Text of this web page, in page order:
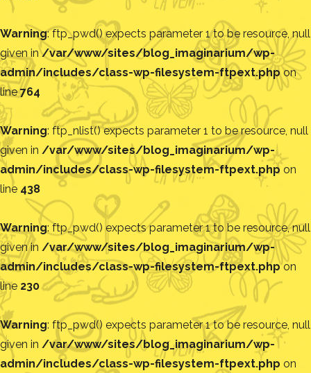
Warning: ftp_pwd() expects parameter 1 to be resource, null
given in/var/www/sites/blog_imaginarium/wp-
admin/includes/class-wp-filesystem-ftpext.phpon
line764
Warning: ftp_nlist() expects parameter 1 to be resource, null
given in /var/www/sites/blog_imaginarium/wp-
admin/includes/class-wp-filesystem-ftpext.php on
line 438
Warning: ftp_pwd() expects parameter 1 to be resource, null
given in /var/www/sites/blog_imaginarium/wp-
admin/includes/class-wp-filesystem-ftpext.phpon
line 230
Warning: ftp_pwd() expects parameter 1 to be resource, null
given in /var/www/sites/blog_imaginarium/wp-
admin/includes/class-wp-filesystem-ftpext.php on